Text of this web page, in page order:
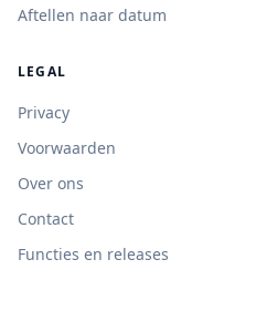
Aftellen naar datum
LEGAL
Privacy
Voorwaarden
Over ons
Contact
Functies en releases